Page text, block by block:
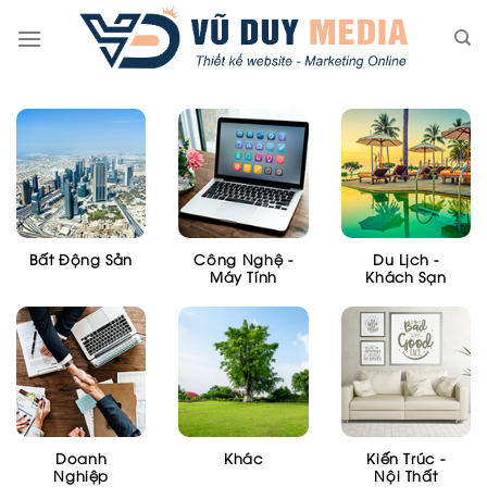
Bất Động Sản
Công Nghệ -
Máy Tính
Du Lịch -
Khách Sạn
Doanh
Nghiệp
Khác
Kiến Trúc -
Nội Thất